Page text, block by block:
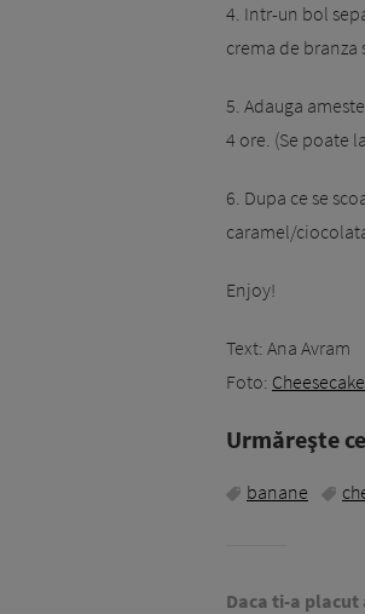
4. Intr-un bol
crema de
5. Adauga
4 ore. (Se poate
6. Dupa ce se
caramel/
Enjoy!
Text: Ana Avram
Foto:
Urmăreşte
banane
Daca ti-a placut